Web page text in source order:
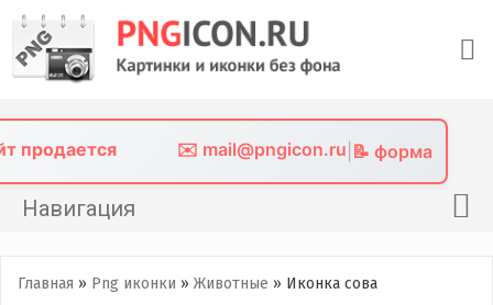
content
продается ✉️ mail@pngicon.ru 📝 форма
Навигация
Png иконки
Главная » Png иконки » Животные » Иконка сова